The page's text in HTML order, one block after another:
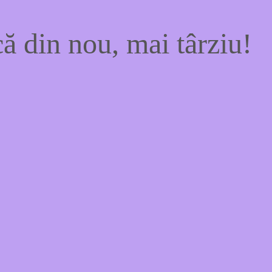
din nou, mai târziu!